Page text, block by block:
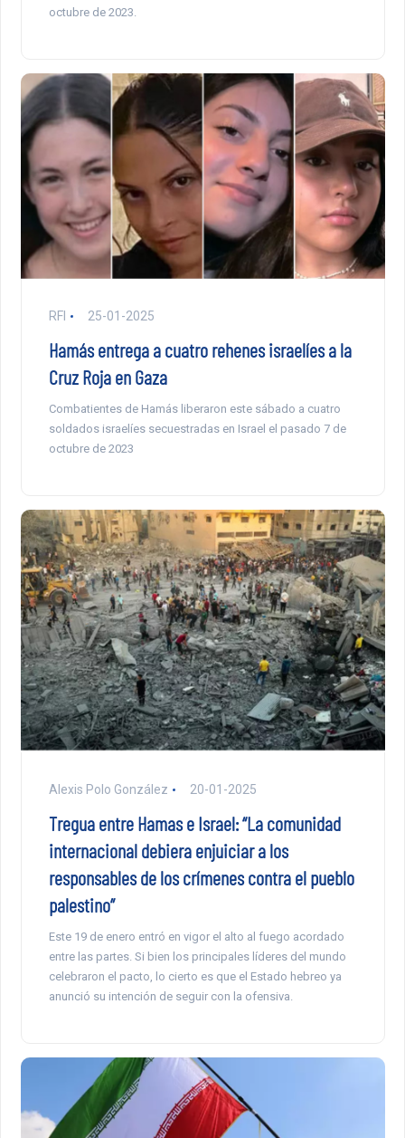
octubre de 2023.
RFI 25-01-2025
Hamás entrega a cuatro rehenes israelíes a la
Cruz Roja en Gaza
Combatientes de Hamás liberaron este sábado a cuatro
soldados israelíes secuestradas en Israel el pasado 7 de
octubre de 2023
Alexis Polo González 20-01-2025
Tregua entre Hamas e Israel: “La comunidad
internacional debiera enjuiciar a los
responsables de los crímenes contra el pueblo
palestino”
Este 19 de enero entró en vigor el alto al fuego acordado
entre las partes. Si bien los principales líderes del mundo
celebraron el pacto, lo cierto es que el Estado hebreo ya
anunció su intención de seguir con la ofensiva.